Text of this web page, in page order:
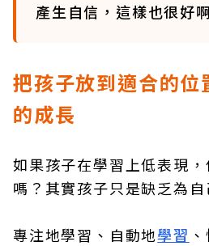
產生自信，這樣也很好啊
把孩子放到適合的位
的成長
如果孩子在學習上低表現
嗎？其實孩子只是缺乏為自
專注地學習、自動地學習